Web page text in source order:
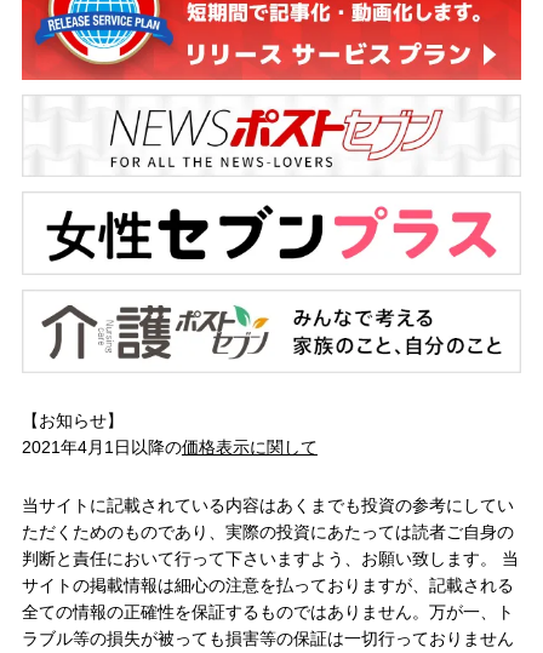
【お知らせ】
2021年4月1日以降の価格表示に関して
当サイトに記載されている内容はあくまでも投資の参考にしてい
ただくためのものであり、実際の投資にあたっては読者ご自身の
判断と責任において行って下さいますよう、お願い致します。 当
サイトの掲載情報は細心の注意を払っておりますが、記載される
全ての情報の正確性を保証するものではありません。万が一、ト
ラブル等の損失が被っても損害等の保証は一切行っておりません